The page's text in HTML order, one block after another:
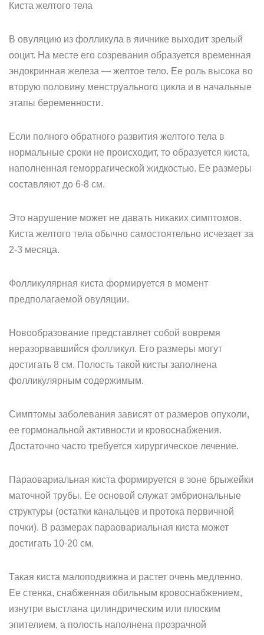
Киста желтого тела
В овуляцию из фолликула в яичнике выходит зрелый
ооцит. На месте его созревания образуется временная
эндокринная железа — желтое тело. Ее роль высока во
вторую половину менструального цикла и в начальные
этапы беременности.
Если полного обратного развития желтого тела в
нормальные сроки не происходит, то образуется киста,
наполненная геморрагической жидкостью. Ее размеры
составляют до 6-8 см.
Это нарушение может не давать никаких симптомов.
Киста желтого тела обычно самостоятельно исчезает за
2-3 месяца.
Фолликулярная киста формируется в момент
предполагаемой овуляции.
Новообразование представляет собой вовремя
неразорвавшийся фолликул. Его размеры могут
достигать 8 см. Полость такой кисты заполнена
фолликулярным содержимым.
Симптомы заболевания зависят от размеров опухоли,
ее гормональной активности и кровоснабжения.
Достаточно часто требуется хирургическое лечение.
Параовариальная киста формируется в зоне брыжейки
маточной трубы. Ее основой служат эмбриональные
структуры (остатки канальцев и протока первичной
почки). В размерах параовариальная киста может
достигать 10-20 см.
Такая киста малоподвижна и растет очень медленно.
Ее стенка, снабженная обильным кровоснабжением,
изнутри выстлана цилиндрическим или плоским
эпителием, а полость наполнена прозрачной